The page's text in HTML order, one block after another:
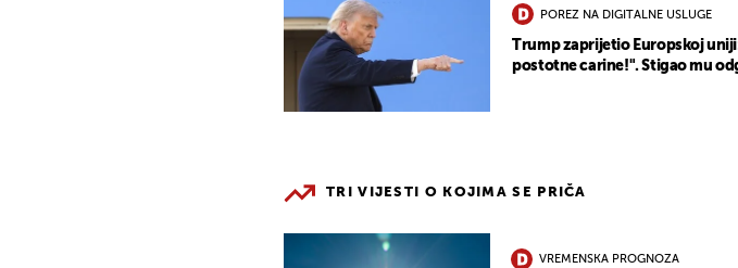
POREZ NA DIGITALNE USLUGE
Trump zaprijetio Europskoj
postotne carine!". Stigao mu
TRI VIJESTI O KOJIMA SE PRIČA
VREMENSKA PROGNOZA